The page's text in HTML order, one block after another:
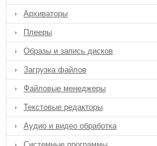
Архиваторы
Плееры
Образы и запись дисков
Загрузка файлов
Файловые менеджеры
Текстовые редакторы
Аудио и видео обработка